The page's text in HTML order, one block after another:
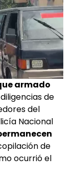
armado
de
del
Nacional
de
ocurrió el